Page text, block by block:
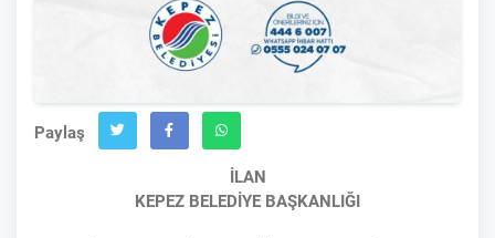
Paylaş
İLAN
KEPEZ BELEDİYE BAŞKANLIĞI